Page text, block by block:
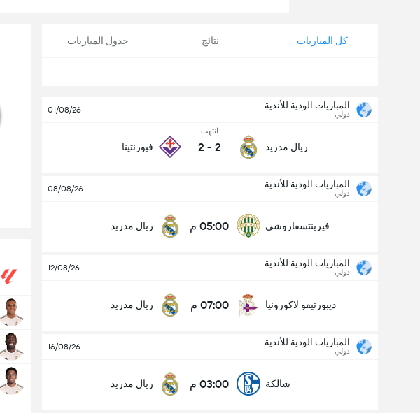
كل المباريات نتائج جدول المباريات
المباريات الودية للأندية
دولي 01/08/26
ريال مدريد
انتهت
2
-
2 فيورنتينا
المباريات الودية للأندية
دولي 08/08/26
فيرينتسفاروشي 05:00 م ريال مدريد
المباريات الودية للأندية
دولي 12/08/26
ديبورتيفو لاكورونيا 07:00 م ريال مدريد
المباريات الودية للأندية
دولي 16/08/26
شالكة 03:00 م ريال مدريد